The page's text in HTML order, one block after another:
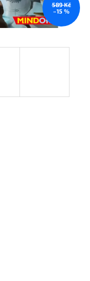
589 Kč
–15 %